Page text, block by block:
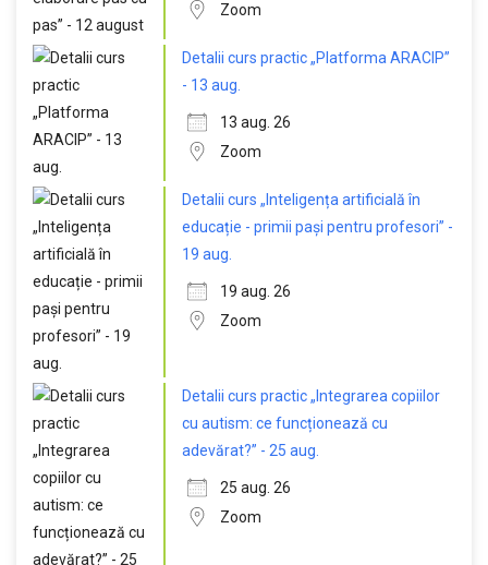
Zoom
Detalii curs practic „Platforma ARACIP”
- 13 aug.
13 aug. 26
Zoom
Detalii curs „Inteligența artificială în
educație - primii pași pentru profesori” -
19 aug.
19 aug. 26
Zoom
Detalii curs practic „Integrarea copiilor
cu autism: ce funcționează cu
adevărat?” - 25 aug.
25 aug. 26
Zoom